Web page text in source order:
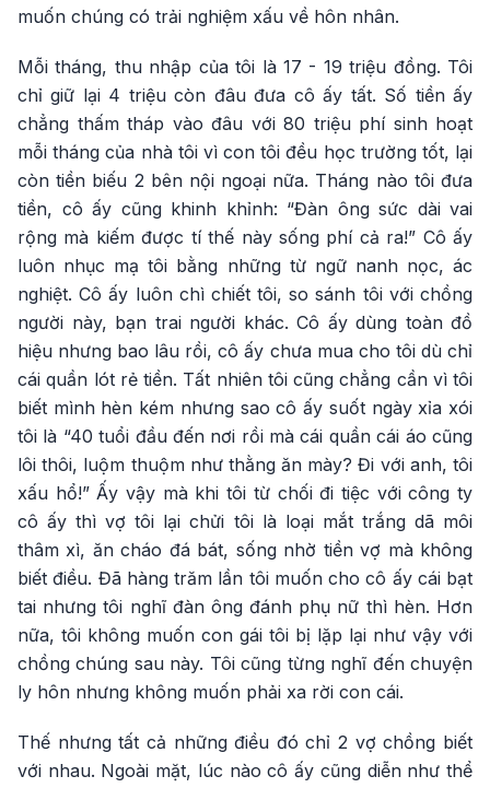
muốn chúng có trải nghiệm xấu về hôn nhân.
Mỗi tháng, thu nhập của tôi là 17 - 19 triệu đồng. Tôi
chỉ giữ lại 4 triệu còn đâu đưa cô ấy tất. Số tiền ấy
chẳng thấm tháp vào đâu với 80 triệu phí sinh hoạt
mỗi tháng của nhà tôi vì con tôi đều học trường tốt, lại
còn tiền biếu 2 bên nội ngoại nữa. Tháng nào tôi đưa
tiền, cô ấy cũng khinh khỉnh: “Đàn ông sức dài vai
rộng mà kiếm được tí thế này sống phí cả ra!” Cô ấy
luôn nhục mạ tôi bằng những từ ngữ nanh nọc, ác
nghiệt. Cô ấy luôn chì chiết tôi, so sánh tôi với chồng
người này, bạn trai người khác. Cô ấy dùng toàn đồ
hiệu nhưng bao lâu rồi, cô ấy chưa mua cho tôi dù chỉ
cái quần lót rẻ tiền. Tất nhiên tôi cũng chẳng cần vì tôi
biết mình hèn kém nhưng sao cô ấy suốt ngày xỉa xói
tôi là “40 tuổi đầu đến nơi rồi mà cái quần cái áo cũng
lôi thôi, luộm thuộm như thằng ăn mày? Đi với anh, tôi
xấu hổ!” Ấy vậy mà khi tôi từ chối đi tiệc với công ty
cô ấy thì vợ tôi lại chửi tôi là loại mắt trắng dã môi
thâm xì, ăn cháo đá bát, sống nhờ tiền vợ mà không
biết điều. Đã hàng trăm lần tôi muốn cho cô ấy cái bạt
tai nhưng tôi nghĩ đàn ông đánh phụ nữ thì hèn. Hơn
nữa, tôi không muốn con gái tôi bị lặp lại như vậy với
chồng chúng sau này. Tôi cũng từng nghĩ đến chuyện
ly hôn nhưng không muốn phải xa rời con cái.
Thế nhưng tất cả những điều đó chỉ 2 vợ chồng biết
với nhau. Ngoài mặt, lúc nào cô ấy cũng diễn như thể